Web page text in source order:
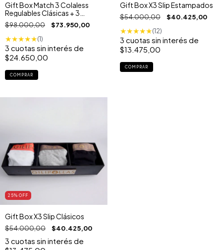
Gift Box Match 3 Colaless
Regulables Clásicas + 3
Boxers Clásicos
$98.000,00 $73.950,00
★★★★★(1)
3 cuotas sin interés de
$24.650,00
COMPRAR
Gift Box X3 Slip Estampados
$54.000,00 $40.425,00
★★★★★(12)
3 cuotas sin interés de
$13.475,00
COMPRAR
25% OFF
Gift Box X3 Slip Clásicos
$54.000,00 $40.425,00
3 cuotas sin interés de